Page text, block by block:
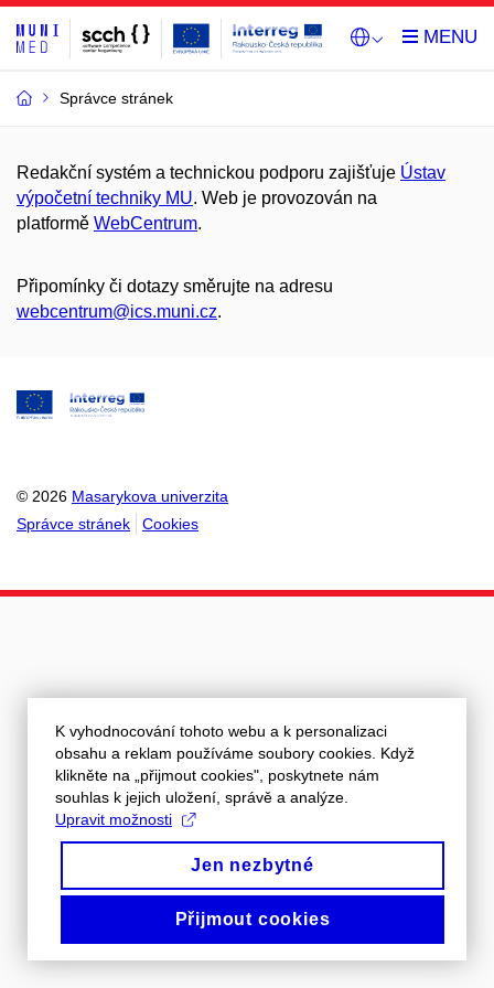
Správce stránek
Redakční systém a technickou podporu zajišťuje Ústav
výpočetní techniky MU. Web je provozován na
platformě WebCentrum.
Připomínky či dotazy směrujte na adresu
webcentrum@ics.muni.cz.
© 2026 Masarykova univerzita
Správce stránek
Cookies
K vyhodnocování tohoto webu a k personalizaci
obsahu a reklam používáme soubory cookies. Když
klikněte na „přijmout cookies", poskytnete nám
souhlas k jejich uložení, správě a analýze.
Upravit možnosti
Jen nezbytné
Přijmout cookies